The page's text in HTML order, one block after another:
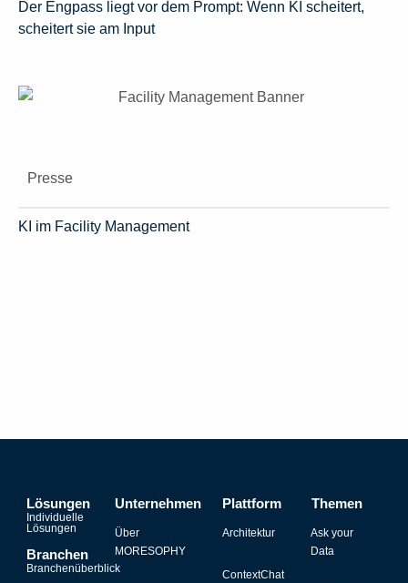
Der Engpass liegt vor dem Prompt: Wenn KI scheitert,
scheitert sie am Input
Presse
KI im Facility Management
Lösungen
Individuelle
Lösungen
Branchen
Branchenüberblick
Unternehmen
Über
MORESOPHY
Plattform
Architektur
ContextChat
Themen
Ask your
Data